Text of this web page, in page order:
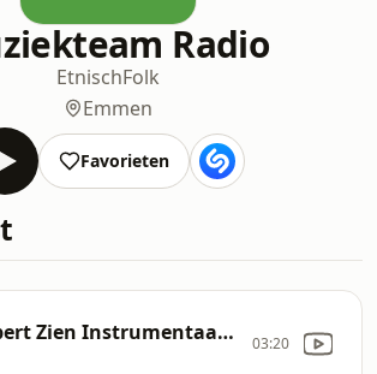
Radio
EtnischFolk
Emmen
Favorieten
Lubbert Zien Instrumentaaltje 03:20